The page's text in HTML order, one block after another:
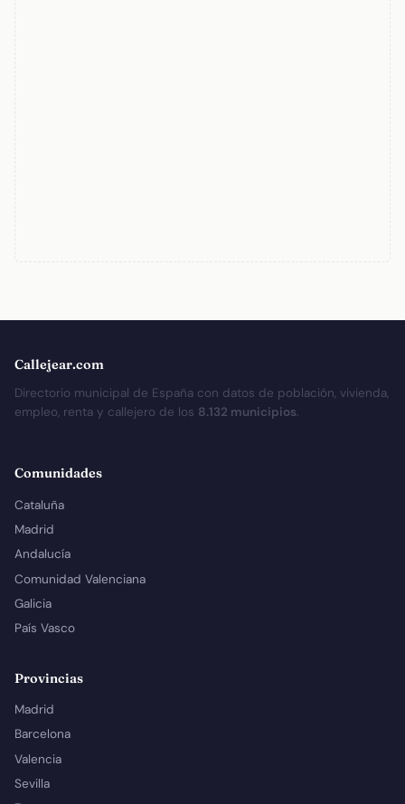
Callejear.com
Directorio municipal de España con datos de población, vivienda,
empleo, renta y callejero de los 8.132 municipios.
Comunidades
Cataluña
Madrid
Andalucía
Comunidad Valenciana
Galicia
País Vasco
Provincias
Madrid
Barcelona
Valencia
Sevilla